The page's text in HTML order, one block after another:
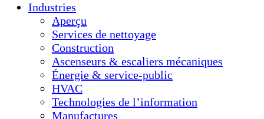
Industries
Aperçu
Services de nettoyage
Construction
Ascenseurs & escaliers mécaniques
Énergie & service-public
HVAC
Technologies de l’information
Manufactures